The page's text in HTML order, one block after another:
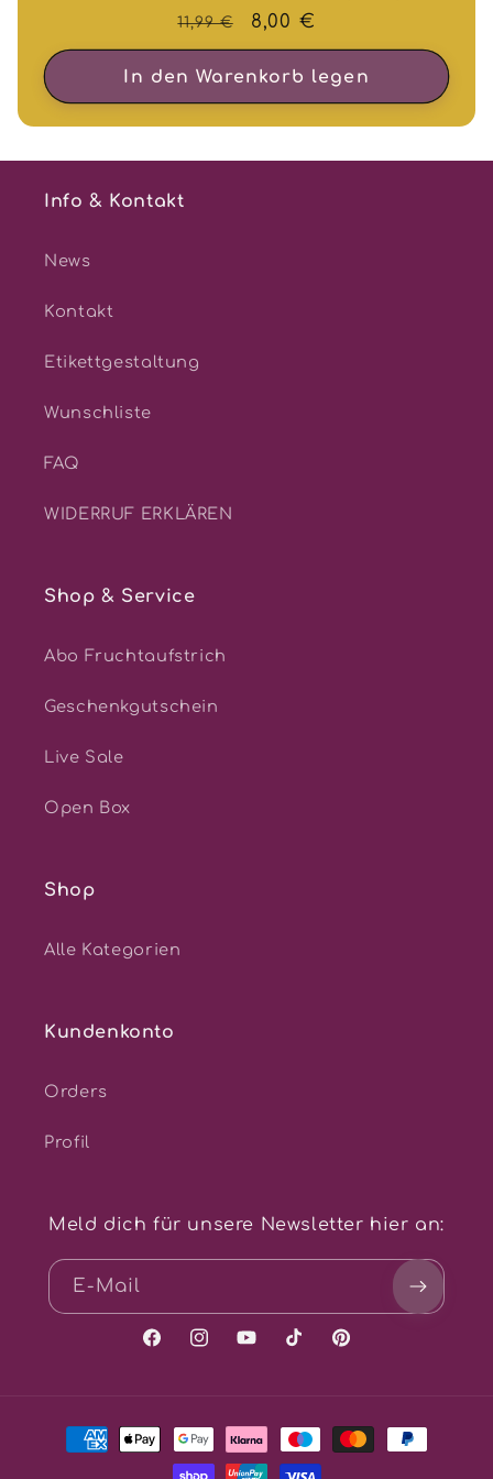
Normaler
Preis
11,99 € Verkaufspreis
8,00 €
In den Warenkorb legen
Info & Kontakt
News
Kontakt
Etikettgestaltung
Wunschliste
FAQ
WIDERRUF ERKLÄREN
Shop & Service
Abo Fruchtaufstrich
Geschenkgutschein
Live Sale
Open Box
Shop
Alle Kategorien
Kundenkonto
Orders
Profil
Meld dich für unsere Newsletter hier an:
E-Mail
FacebookInstagramYouTubeTikTokPinterest
Zahlungsmethoden